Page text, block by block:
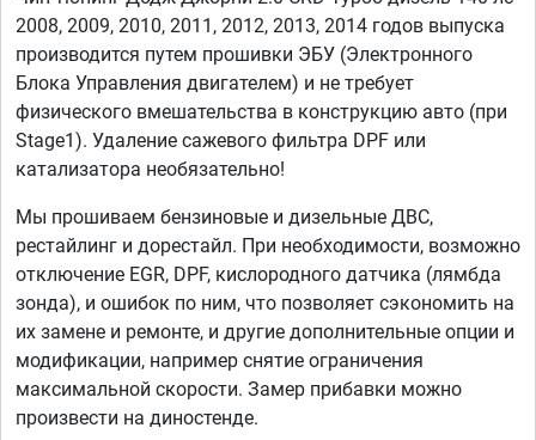
2008, 2009, 2010, 2011, 2012, 2013, 2014 годов выпуска
производится путем прошивки ЭБУ (Электронного
Блока Управления двигателем) и не требует
физического вмешательства в конструкцию авто (при
Stage1). Удаление сажевого фильтра DPF или
катализатора необязательно!
Мы прошиваем бензиновые и дизельные ДВС,
рестайлинг и дорестайл. При необходимости, возможно
отключение EGR, DPF, кислородного датчика (лямбда
зонда), и ошибок по ним, что позволяет сэкономить на
их замене и ремонте, и другие дополнительные опции и
модификации, например снятие ограничения
максимальной скорости. Замер прибавки можно
произвести на диностенде.